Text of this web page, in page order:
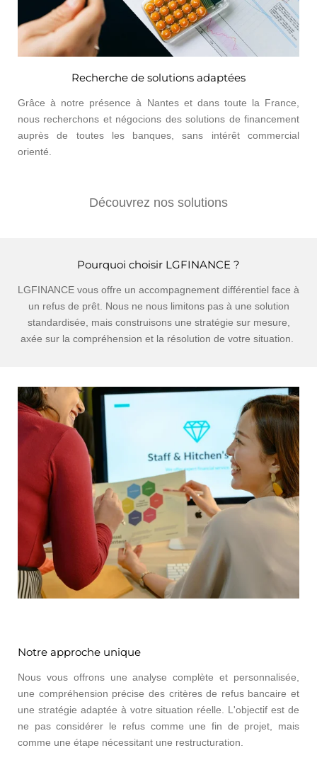
Recherche de solutions adaptées
Grâce à notre présence à Nantes et dans toute la France,
nous recherchons et négocions des solutions de financement
auprès de toutes les banques, sans intérêt commercial
orienté.
Découvrez nos solutions
Pourquoi choisir LGFINANCE ?
LGFINANCE vous offre un accompagnement différentiel face à
un refus de prêt. Nous ne nous limitons pas à une solution
standardisée, mais construisons une stratégie sur mesure,
axée sur la compréhension et la résolution de votre situation.
Notre approche unique
Nous vous offrons une analyse complète et personnalisée,
une compréhension précise des critères de refus bancaire et
une stratégie adaptée à votre situation réelle. L'objectif est de
ne pas considérer le refus comme une fin de projet, mais
comme une étape nécessitant une restructuration.